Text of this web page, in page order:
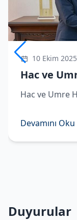
10 Ekim 2025
Devamını Oku
Duyurular